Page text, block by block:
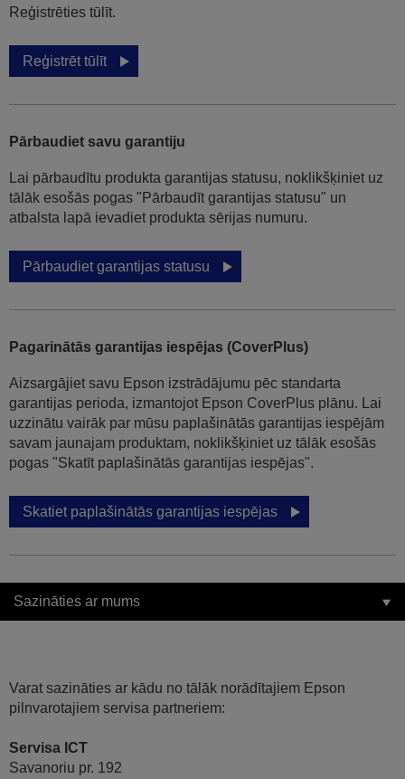
Reģistrēties tūlīt.
Reģistrēt tūlīt
Pārbaudiet savu garantiju
Lai pārbaudītu produkta garantijas statusu, noklikšķiniet uz
tālāk esošās pogas "Pārbaudīt garantijas statusu" un
atbalsta lapā ievadiet produkta sērijas numuru.
Pārbaudiet garantijas statusu
Pagarinātās garantijas iespējas (CoverPlus)
Aizsargājiet savu Epson izstrādājumu pēc standarta
garantijas perioda, izmantojot Epson CoverPlus plānu. Lai
uzzinātu vairāk par mūsu paplašinātās garantijas iespējām
savam jaunajam produktam, noklikšķiniet uz tālāk esošās
pogas "Skatīt paplašinātās garantijas iespējas".
Skatiet paplašinātās garantijas iespējas
Sazināties ar mums
Varat sazināties ar kādu no tālāk norādītajiem Epson
pilnvarotajiem servisa partneriem:
Servisa ICT
Savanoriu pr. 192